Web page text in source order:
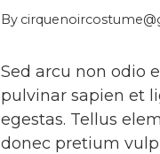
By
Sed arcu non odio
pulvinar sapien et
egestas. Tellus
donec pretium